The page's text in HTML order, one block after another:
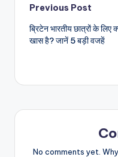
Post
Previous Post
ब्रिटेन भारतीय छात्रों के लिए
खास है? जानें 5 बड़ी वजहें
No comments yet.